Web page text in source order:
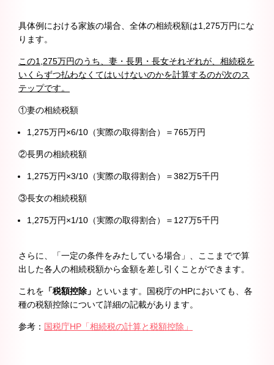
具体例における家族の場合、全体の相続税額は1,275万円にな
ります。
この1,275万円のうち、妻・長男・長女それぞれが、相続税を
いくらずつ払わなくてはいけないのかを計算するのが次のス
テップです。
①妻の相続税額
1,275万円×6/10（実際の取得割合）＝765万円
②長男の相続税額
1,275万円×3/10（実際の取得割合）＝382万5千円
③長女の相続税額
1,275万円×1/10（実際の取得割合）＝127万5千円
さらに、「一定の条件をみたしている場合」、ここまでで算
出した各人の相続税額から金額を差し引くことができます。
これを 「税額控除」 といいます。国税庁のHPにおいても、各
種の税額控除について詳細の記載があります。
参考： 国税庁HP「相続税の計算と税額控除」